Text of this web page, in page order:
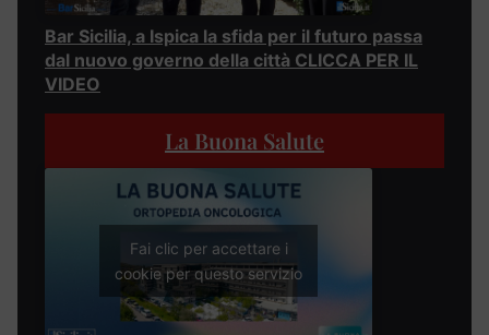
Bar Sicilia, a Ispica la sfida per il futuro passa
dal nuovo governo della città CLICCA PER IL
VIDEO
La Buona Salute
Fai clic per accettare i
cookie per questo servizio